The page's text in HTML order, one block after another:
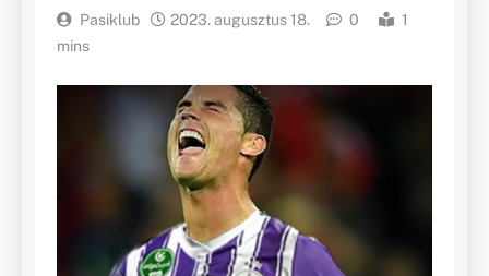
Pasiklub 2023. augusztus 18. 0
1
mins